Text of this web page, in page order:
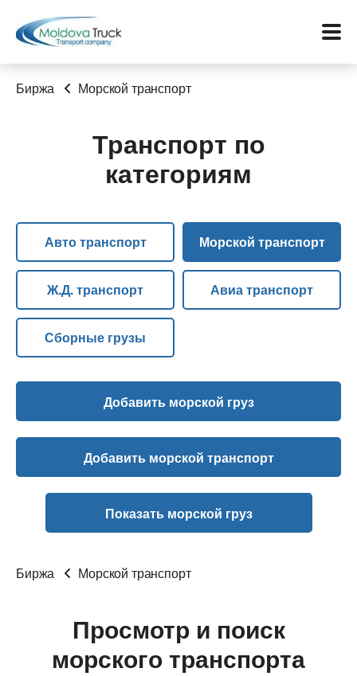
Услуги
Контакты
Биржа
Язык:
Биржа Морской транспорт
Транспорт по
категориям
Авто транспорт Морской транспорт
Ж.Д. транспорт Авиа транспорт
Сборные грузы
Добавить морской груз
Добавить морской транспорт
Показать морской груз
Биржа Морской транспорт
Просмотр и поиск
морского транспорта